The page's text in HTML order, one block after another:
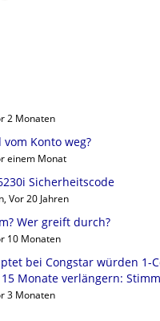
2 Monaten
Konto weg?
einem Monat
Sicherheitscode
Vor 20 Jahren
Wer greift durch?
10 Monaten
bei Congstar würden 1-
Monate verlängern:
3 Monaten